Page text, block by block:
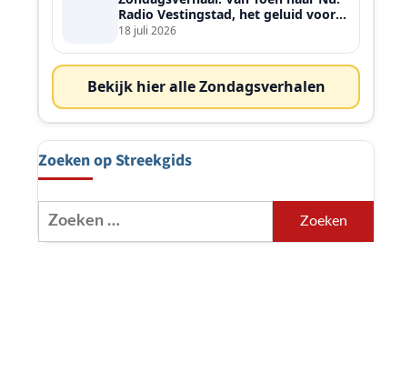
Radio Vestingstad, het geluid voor
heel de streek
18 juli 2026
Bekijk hier alle Zondagsverhalen
Zoeken op Streekgids
Zoeken
naar: